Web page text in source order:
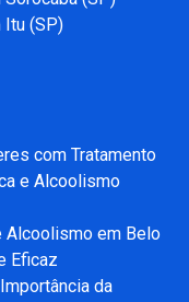
Itu (SP)
com Tratamento
e Alcoolismo
Alcoolismo em Belo
Eficaz
da